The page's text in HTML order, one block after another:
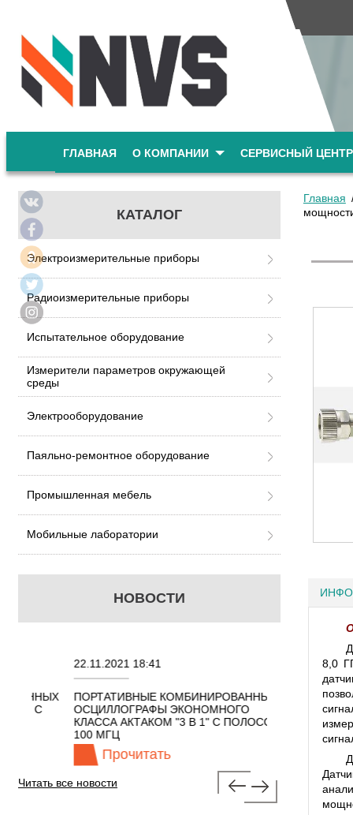
ГЛАВНАЯ О КОМПАНИИ СЕРВИСНЫЙ ЦЕНТР
КАТАЛОГ
Электроизмерительные приборы
Радиоизмерительные приборы
Испытательное оборудование
Измерители параметров окружающей
среды
Электрооборудование
Паяльно-ремонтное оборудование
Промышленная мебель
Мобильные лаборатории
НОВОСТИ
22.11.2021 18:41
ПОРТАТИВНЫЕ КОМБИНИРОВАННЫЕ
ОСЦИЛЛОГРАФЫ ЭКОНОМНОГО
КЛАССА АКТАКОМ "3 В 1" С ПОЛОСОЙ
100 МГЦ
Прочитать
02.08.2021 18:41
ОСЦИЛЛОГРАФЫ
Читать все новости
Главная
8,0